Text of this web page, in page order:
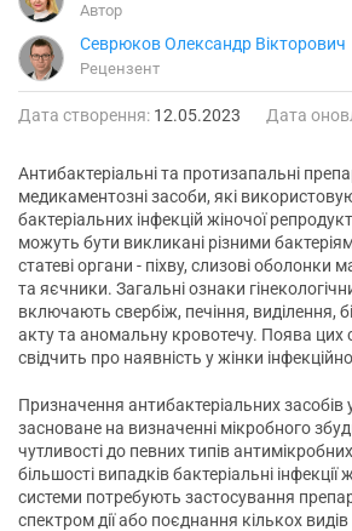
Автор
Севрюков Олександр Вікторович
Рецензент
Дата створення: 12.05.2023 Дата
Антибактеріальні та протизапальні
медикаментозні засоби, які
бактеріальних інфекцій жіночої
можуть бути викликані різними
статеві органи - піхву, слизові оболонки
та яєчники. Загальні ознаки
включають свербіж, печіння, виділення,
акту та аномальну кровотечу. Поява цих
свідчить про наявність у жінки
Призначення антибактеріальних засобів у
засноване на визначенні мікробного
чутливості до певних типів
більшості випадків бактеріальні інфекції
системи потребують застосування
спектром дії або поєднання кількох